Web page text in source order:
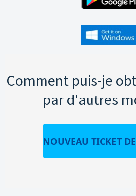
Comment puis-je
par d'autres
NOUVEAU TICKET